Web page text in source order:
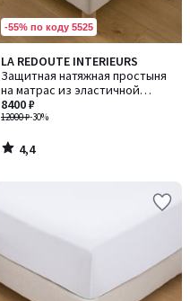
-55% по коду 5525
LA REDOUTE INTERIEURS
Защитная натяжная простыня
на матрас из эластичной
махровой ткани с прослойкой
из полиуретана
12000 ₽-30%
8400 ₽
4,4
/ 5
4,4
/